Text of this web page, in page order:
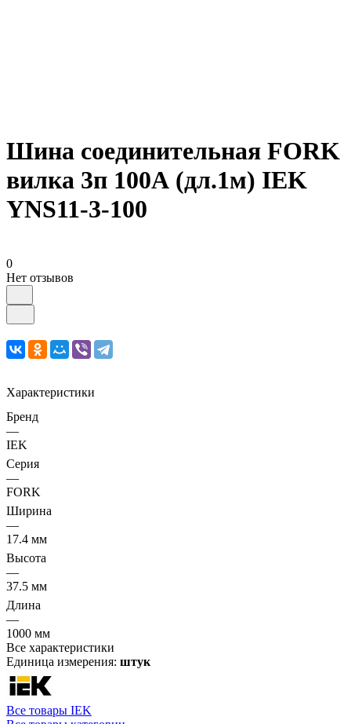
Шина соединительная FORK
вилка 3п 100А (дл.1м) IEK
YNS11-3-100
0
Нет отзывов
Характеристики
Бренд
—
IEK
Серия
—
FORK
Ширина
—
17.4 мм
Высота
—
37.5 мм
Длина
—
1000 мм
Все характеристики
Единица измерения: штук
Все товары IEK